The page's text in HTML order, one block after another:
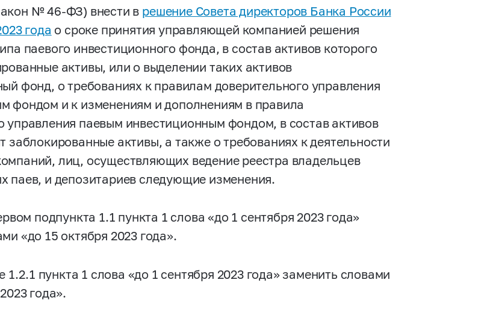
№46-ФЗ) внести в решение Совета директоров Банка России
года о сроке принятия управляющей компанией решения
паевого инвестиционного фонда, в состав активов которого
активы, или о выделении таких активов
фонд, о требованиях к правилам доверительного управления
фондом и к изменениям и дополнениям в правила
управления паевым инвестиционным фондом, в состав активов
заблокированные активы, а также о требованиях к деятельности
лиц, осуществляющих ведение реестра владельцев
паев, и депозитариев следующие изменения.
подпункта 1.1 пункта 1 слова «до 1 сентября 2023 года»
«до 15 октября 2023 года».
1.2.1 пункта 1 слова «до 1 сентября 2023 года» заменить словами
года».